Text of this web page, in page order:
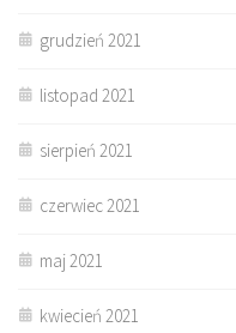
grudzień 2021
listopad 2021
sierpień 2021
czerwiec 2021
maj 2021
kwiecień 2021